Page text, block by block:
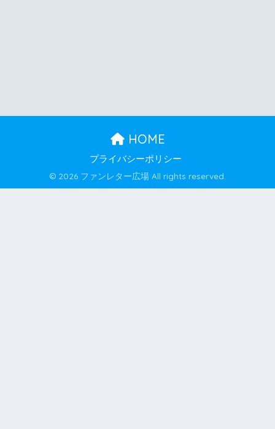
HOME
プライバシーポリシー
© 2026 ファンレター広場 All rights reserved.